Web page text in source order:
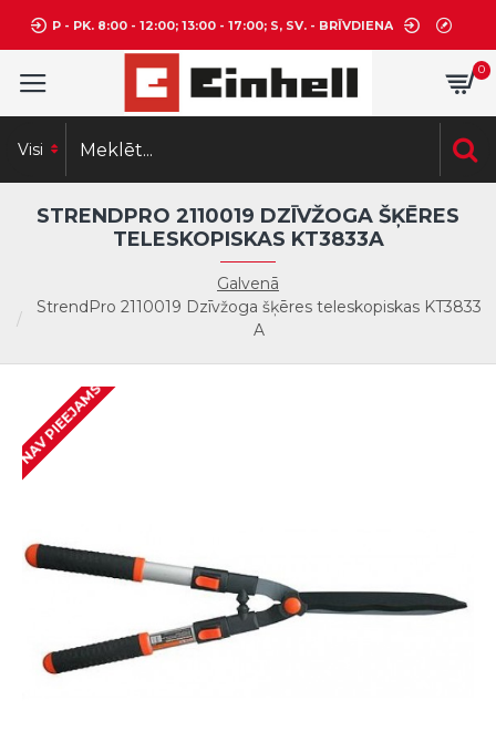
P - PK. 8:00 - 12:00; 13:00 - 17:00; S, SV. - BRĪVDIENA
0
Visi
Galvenā
StrendPro 2110019 Dzīvžoga šķēres teleskopiskas KT3833
A
STRENDPRO 2110019 DZĪVŽOGA ŠĶĒRES
TELESKOPISKAS KT3833A
NAV PIEEJAMS